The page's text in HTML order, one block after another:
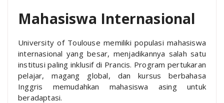
Mahasiswa Internasional
University of Toulouse memiliki populasi mahasiswa
internasional yang besar, menjadikannya salah satu
institusi paling inklusif di Prancis. Program pertukaran
pelajar, magang global, dan kursus berbahasa
Inggris memudahkan mahasiswa asing untuk
beradaptasi.